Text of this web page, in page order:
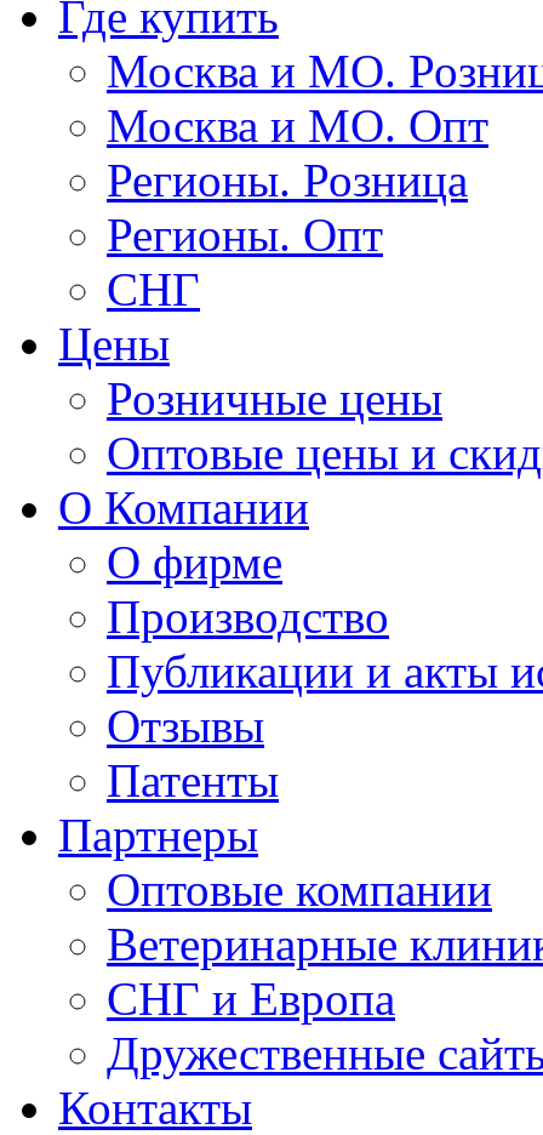
Где купить
Москва и МО.
Москва и МО. Опт
Регионы. Розница
Регионы. Опт
СНГ
Цены
Розничные цены
Оптовые цены и
О Компании
О фирме
Производство
Публикации и акты
Отзывы
Патенты
Партнеры
Оптовые компании
Ветеринарные
СНГ и Европа
Дружественные
Контакты